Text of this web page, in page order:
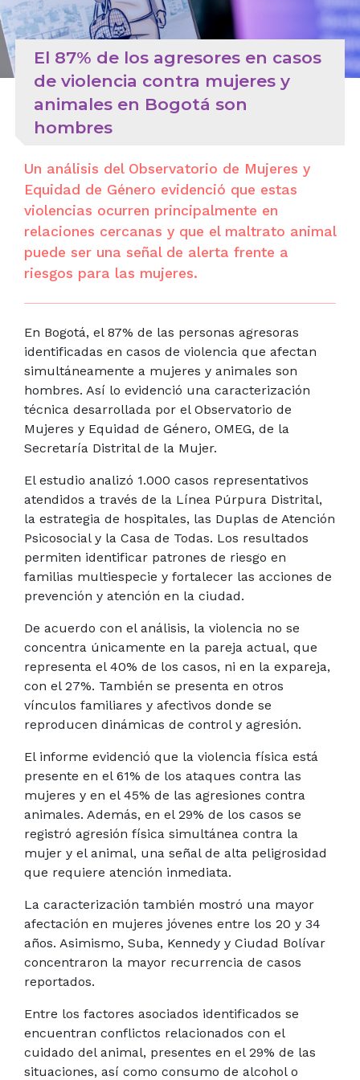
El 87% de los agresores en casos
de violencia contra mujeres y
animales en Bogotá son
hombres
Un análisis del Observatorio de Mujeres y
Equidad de Género evidenció que estas
violencias ocurren principalmente en
relaciones cercanas y que el maltrato animal
puede ser una señal de alerta frente a
riesgos para las mujeres.
En Bogotá, el 87% de las personas agresoras
identificadas en casos de violencia que afectan
simultáneamente a mujeres y animales son
hombres. Así lo evidenció una caracterización
técnica desarrollada por el Observatorio de
Mujeres y Equidad de Género, OMEG, de la
Secretaría Distrital de la Mujer.
El estudio analizó 1.000 casos representativos
atendidos a través de la Línea Púrpura Distrital,
la estrategia de hospitales, las Duplas de Atención
Psicosocial y la Casa de Todas. Los resultados
permiten identificar patrones de riesgo en
familias multiespecie y fortalecer las acciones de
prevención y atención en la ciudad.
De acuerdo con el análisis, la violencia no se
concentra únicamente en la pareja actual, que
representa el 40% de los casos, ni en la expareja,
con el 27%. También se presenta en otros
vínculos familiares y afectivos donde se
reproducen dinámicas de control y agresión.
El informe evidenció que la violencia física está
presente en el 61% de los ataques contra las
mujeres y en el 45% de las agresiones contra
animales. Además, en el 29% de los casos se
registró agresión física simultánea contra la
mujer y el animal, una señal de alta peligrosidad
que requiere atención inmediata.
La caracterización también mostró una mayor
afectación en mujeres jóvenes entre los 20 y 34
años. Asimismo, Suba, Kennedy y Ciudad Bolívar
concentraron la mayor recurrencia de casos
reportados.
Entre los factores asociados identificados se
encuentran conflictos relacionados con el
cuidado del animal, presentes en el 29% de las
situaciones, así como consumo de alcohol o